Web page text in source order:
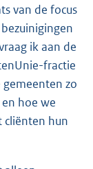
van de focus
ik aan de
fractie
zo
hoe we
cliënten hun